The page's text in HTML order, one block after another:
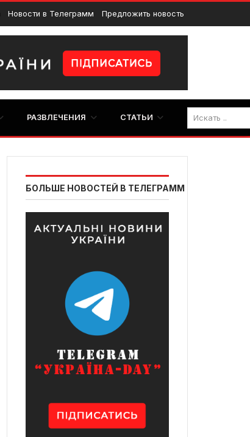
Новости в Телеграмм Предложить новость
РАЗВЛЕЧЕНИЯ СТАТЬИ
БОЛЬШЕ НОВОСТЕЙ В ТЕЛЕГРАММ